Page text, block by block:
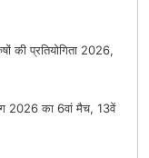
की प्रतियोगिता 2026,
2026 का 6वां मैच, 13वें